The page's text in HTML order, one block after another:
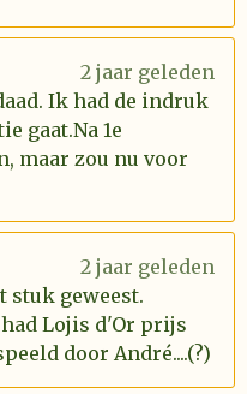
2 jaar geleden
Ik had de indruk
gaat.Na 1e
maar zou nu voor
2 jaar geleden
stuk geweest.
Lojis d'Or prijs
door André....(?)